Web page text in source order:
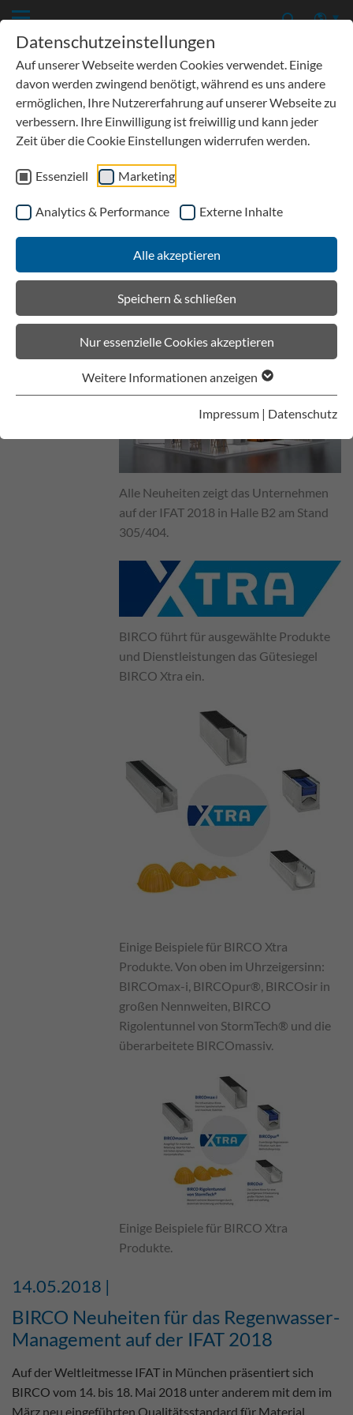
Datenschutzeinstellungen
Auf unserer Webseite werden Cookies verwendet. Einige
davon werden zwingend benötigt, während es uns andere
ermöglichen, Ihre Nutzererfahrung auf unserer Webseite zu
verbessern. Ihre Einwilligung ist freiwillig und kann jeder
Zeit über die Cookie Einstellungen widerrufen werden.
Essenziell Marketing
Analytics & Performance Externe Inhalte
Alle akzeptieren
Speichern & schließen
Nur essenzielle Cookies akzeptieren
Weitere Informationen anzeigen
Impressum | Datenschutz
Aktuell / Presse
Alle Neuheiten zeigt das Unternehmen
auf der IFAT 2018 in Halle B2 am Stand
305/404.
BIRCO führt für ausgewählte Produkte
und Dienstleistungen das Gütesiegel
BIRCO Xtra ein.
Einige Beispiele für BIRCO Xtra
Produkte. Von oben im Uhrzeigersinn:
BIRCOmax-i, BIRCOpur®, BIRCOsir in
großen Nennweiten, BIRCO
Rigolentunnel von StormTech® und die
überarbeitete BIRCOmassiv.
Einige Beispiele für BIRCO Xtra
Produkte.
14.05.2018 |
BIRCO Neuheiten für das Regenwasser-
Management auf der IFAT 2018
Auf der Weltleitmesse IFAT in München präsentiert sich
BIRCO vom 14. bis 18. Mai 2018 unter anderem mit dem im
März neu eingeführten Qualitätsstandard für Material,